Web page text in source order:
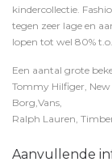
kindercollectie.
tegen zeer lage en
lopen tot wel 80%
Een aantal grote
Tommy Hilfiger, New
Borg,Vans,
Ralph Lauren,
Aanvullende